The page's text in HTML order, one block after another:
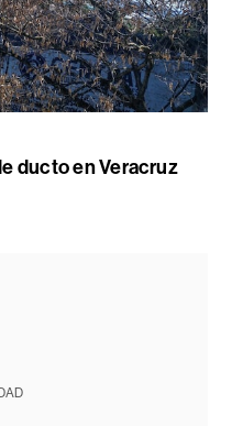
ducto en Veracruz